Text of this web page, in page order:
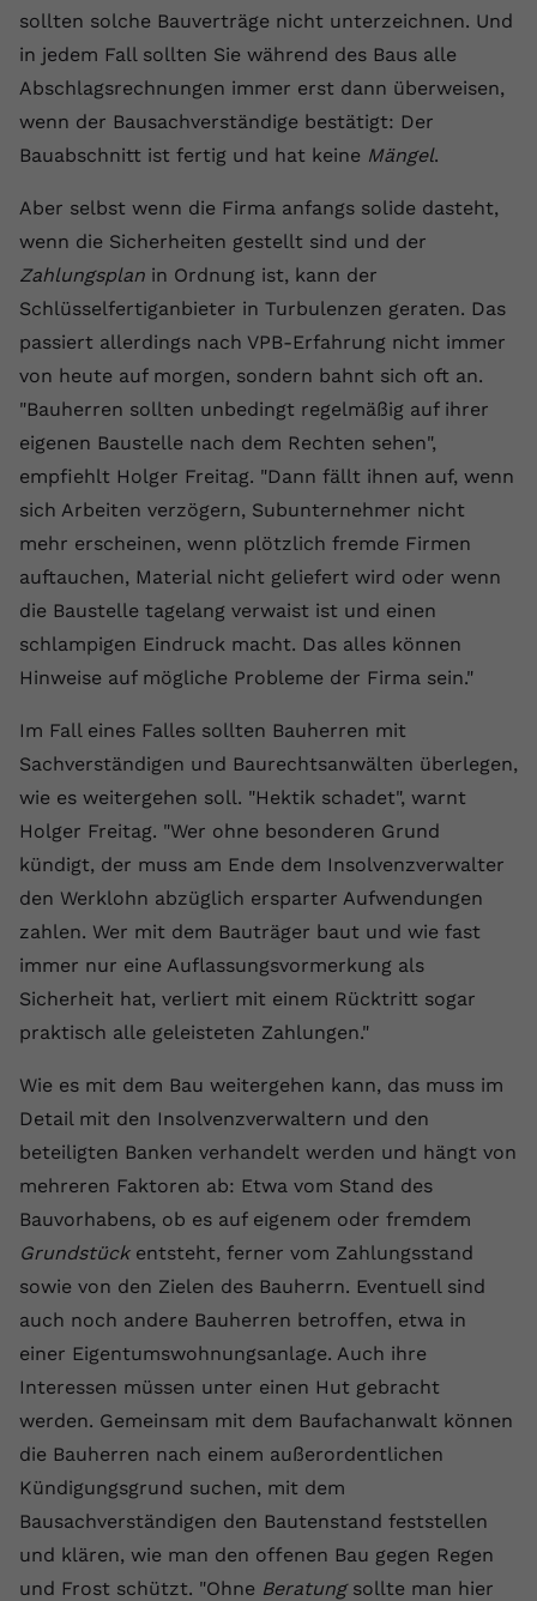
sollten solche Bauverträge nicht unterzeichnen. Und
in jedem Fall sollten Sie während des Baus alle
Abschlagsrechnungen immer erst dann überweisen,
wenn der Bausachverständige bestätigt: Der
Bauabschnitt ist fertig und hat keine Mängel.
Aber selbst wenn die Firma anfangs solide dasteht,
wenn die Sicherheiten gestellt sind und der
Zahlungsplan in Ordnung ist, kann der
Schlüsselfertiganbieter in Turbulenzen geraten. Das
passiert allerdings nach VPB-Erfahrung nicht immer
von heute auf morgen, sondern bahnt sich oft an.
"Bauherren sollten unbedingt regelmäßig auf ihrer
eigenen Baustelle nach dem Rechten sehen",
empfiehlt Holger Freitag. "Dann fällt ihnen auf, wenn
sich Arbeiten verzögern, Subunternehmer nicht
mehr erscheinen, wenn plötzlich fremde Firmen
auftauchen, Material nicht geliefert wird oder wenn
die Baustelle tagelang verwaist ist und einen
schlampigen Eindruck macht. Das alles können
Hinweise auf mögliche Probleme der Firma sein."
Im Fall eines Falles sollten Bauherren mit
Sachverständigen und Baurechtsanwälten überlegen,
wie es weitergehen soll. "Hektik schadet", warnt
Holger Freitag. "Wer ohne besonderen Grund
kündigt, der muss am Ende dem Insolvenzverwalter
den Werklohn abzüglich ersparter Aufwendungen
zahlen. Wer mit dem Bauträger baut und wie fast
immer nur eine Auflassungsvormerkung als
Sicherheit hat, verliert mit einem Rücktritt sogar
praktisch alle geleisteten Zahlungen."
Wie es mit dem Bau weitergehen kann, das muss im
Detail mit den Insolvenzverwaltern und den
beteiligten Banken verhandelt werden und hängt von
mehreren Faktoren ab: Etwa vom Stand des
Bauvorhabens, ob es auf eigenem oder fremdem
Grundstückentsteht, ferner vom Zahlungsstand
sowie von den Zielen des Bauherrn. Eventuell sind
auch noch andere Bauherren betroffen, etwa in
einer Eigentumswohnungsanlage. Auch ihre
Interessen müssen unter einen Hut gebracht
werden. Gemeinsam mit dem Baufachanwalt können
die Bauherren nach einem außerordentlichen
Kündigungsgrund suchen, mit dem
Bausachverständigen den Bautenstand feststellen
und klären, wie man den offenen Bau gegen Regen
und Frost schützt. "Ohne Beratungsollte man hier
Zweck
registriert eine eindeutige ID, um
Daten darüber zu speichern, welche
gesehen hat.
yt-remote-connected-devices
Laufzeit Session
Zweck
Videopräferenzen des Nutzers zu
speichern, der eingebettete YouTube-
Videos verwendet.